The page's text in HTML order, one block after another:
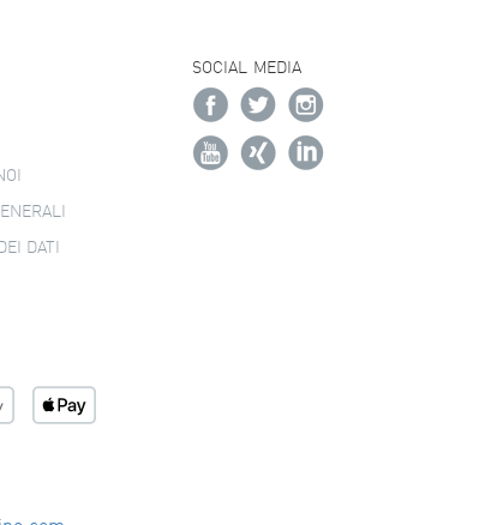
DATI
SOCIAL MEDIA